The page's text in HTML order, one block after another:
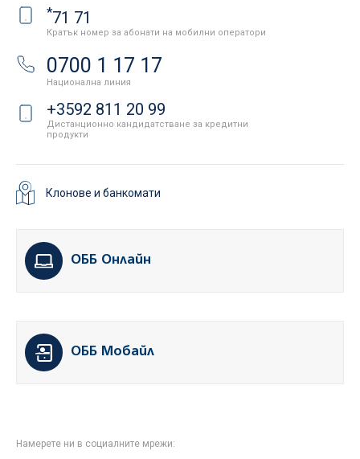
*71 71
Кратък номер за абонати на мобилни оператори
0700 1 17 17
Национална линия
+3592 811 20 99
Дистанционно кандидатстване за кредитни
продукти
Клонове и банкомати
ОББ Онлайн
ОББ Мобайл
Намерете ни в социалните мрежи: